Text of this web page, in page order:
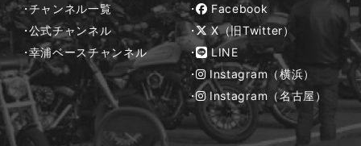
チャンネル一覧
公式チャンネル
幸浦ベースチャンネル
Facebook
X（旧Twitter）
LINE
Instagram（横浜）
Instagram（名古屋）